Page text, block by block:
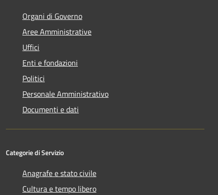
Organi di Governo
Aree Amministrative
Uffici
Enti e fondazioni
Politici
Personale Amministrativo
Documenti e dati
Categorie di Servizio
Anagrafe e stato civile
Cultura e tempo libero